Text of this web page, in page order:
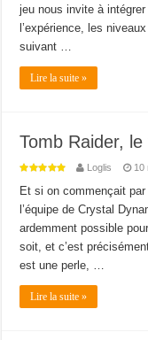
jeu nous invite à
l’expérience, les
suivant …
Lire la suite »
Tomb Raider,
Loglis 10
Et si on commençait
l’équipe de Crystal
ardemment possible
soit, et c’est
est une perle, …
Lire la suite »